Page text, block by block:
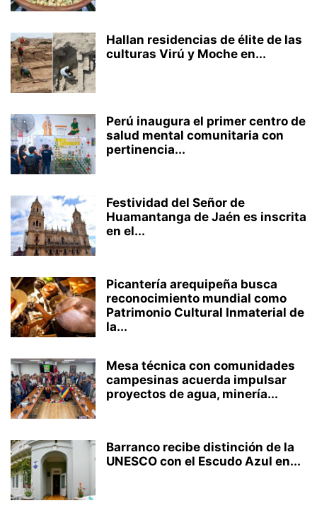
Hallan residencias de élite de las
culturas Virú y Moche en...
Perú inaugura el primer centro de
salud mental comunitaria con
pertinencia...
Festividad del Señor de
Huamantanga de Jaén es inscrita
en el...
Picantería arequipeña busca
reconocimiento mundial como
Patrimonio Cultural Inmaterial de
la...
Mesa técnica con comunidades
campesinas acuerda impulsar
proyectos de agua, minería...
Barranco recibe distinción de la
UNESCO con el Escudo Azul en...